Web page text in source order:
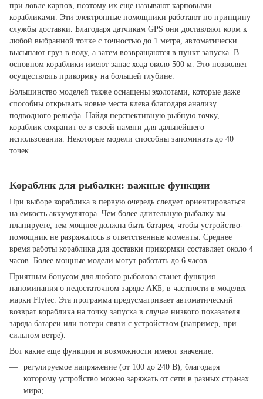
при ловле карпов, поэтому их еще называют карповыми
корабликами. Эти электронные помощники работают по принципу
службы доставки. Благодаря датчикам GPS они доставляют корм к
любой выбранной точке с точностью до 1 метра, автоматически
высыпают груз в воду, а затем возвращаются в пункт запуска. В
основном кораблики имеют запас хода около 500 м. Это позволяет
осуществлять прикормку на большей глубине.
Большинство моделей также оснащены эхолотами, которые даже
способны открывать новые места клева благодаря анализу
подводного рельефа. Найдя перспективную рыбную точку,
кораблик сохранит ее в своей памяти для дальнейшего
использования. Некоторые модели способны запоминать до 40
точек.
Кораблик для рыбалки: важные функции
При выборе кораблика в первую очередь следует ориентироваться
на емкость аккумулятора. Чем более длительную рыбалку вы
планируете, тем мощнее должна быть батарея, чтобы устройство-
помощник не разряжалось в ответственные моменты. Среднее
время работы кораблика для доставки прикормки составляет около 4
часов. Более мощные модели могут работать до 6 часов.
Приятным бонусом для любого рыболова станет функция
напоминания о недостаточном заряде АКБ, в частности в моделях
марки Flytec. Эта программа предусматривает автоматический
возврат кораблика на точку запуска в случае низкого показателя
заряда батареи или потери связи с устройством (например, при
сильном ветре).
Вот какие еще функции и возможности имеют значение:
регулируемое напряжение (от 100 до 240 В), благодаря
которому устройство можно заряжать от сети в разных странах
мира;